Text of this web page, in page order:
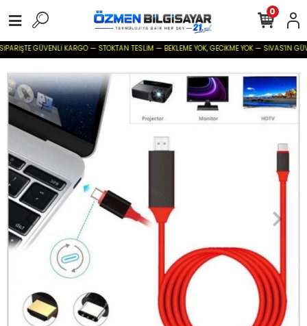
GÜVENLİ KARGO — STOKTAN TESLİM — BEKLEME YOK, GECİKME YOK — SİVAS'IN
0